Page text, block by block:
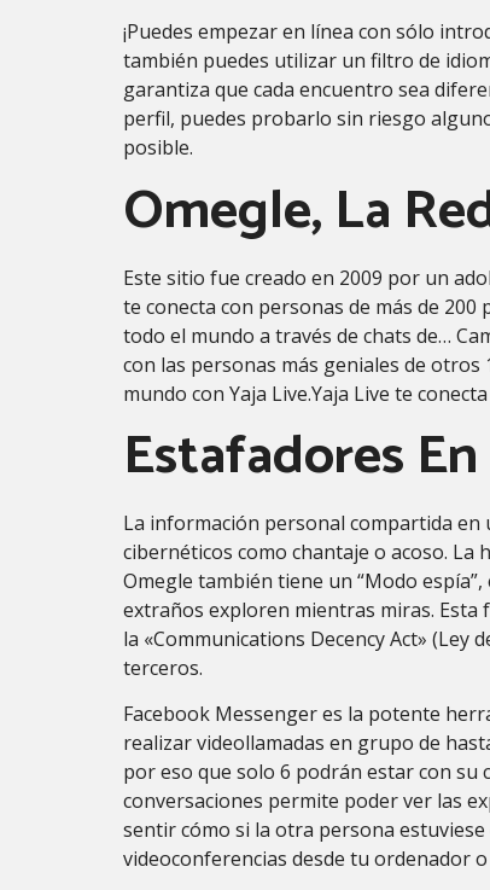
¡Puedes empezar en línea con sólo
también puedes utilizar un filtro de
garantiza que cada encuentro sea
perfil, puedes probarlo sin riesgo
posible.
Omegle, La
Este sitio fue creado en 2009 por un
te conecta con personas de más de
todo el mundo a través de chats de…
con las personas más geniales de
mundo con Yaja Live.Yaja Live te
Estafadores
La información personal compartida en
cibernéticos como chantaje o acoso. La
Omegle también tiene un “Modo
extraños exploren mientras miras. Esta
la «Communications Decency Act»
terceros.
Facebook Messenger es la potente
realizar videollamadas en grupo de
por eso que solo 6 podrán estar con su
conversaciones permite poder ver las
sentir cómo si la otra persona
videoconferencias desde tu ordenador